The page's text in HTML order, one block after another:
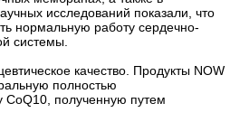
исследований показали, что
нормальную работу сердечно-
системы.
качество. Продукты NOW
полностью
полученную путем